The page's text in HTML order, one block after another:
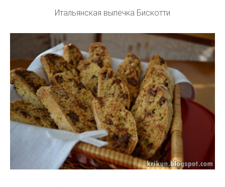
Итальянская выпечка Бискотти